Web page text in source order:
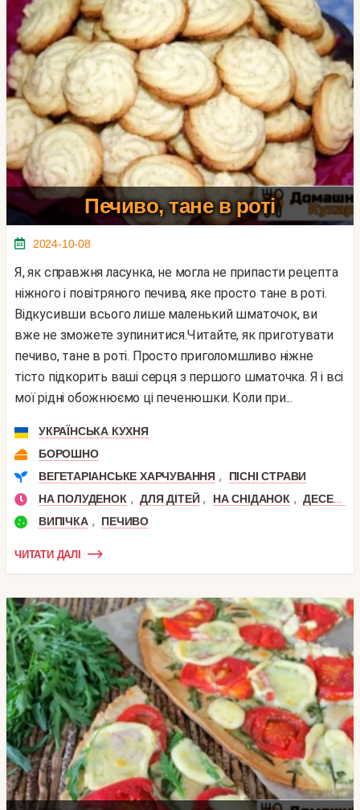
Печиво, тане в роті
2024-10-08
Я, як справжня ласунка, не могла не припасти рецепта
ніжного і повітряного печива, яке просто тане в роті.
Відкусивши всього лише маленький шматочок, ви
вже не зможете зупинитися.Читайте, як приготувати
печиво, тане в роті. Просто приголомшливо ніжне
тісто підкорить ваші серця з першого шматочка. Я і всі
мої рідні обожнюємо ці печенюшки. Коли при...
УКРАЇНСЬКА КУХНЯ
БОРОШНО
ВЕГЕТАРІАНСЬКЕ ХАРЧУВАННЯ ,
ПІСНІ СТРАВИ
НА ПОЛУДЕНОК , ДЛЯ ДІТЕЙ , НА СНІДАНОК , ДЕСЕРТ
ВИПІЧКА , ПЕЧИВО
ЧИТАТИ ДАЛІ